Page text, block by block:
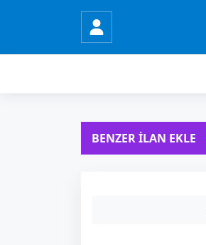
BENZER İLAN EKLE